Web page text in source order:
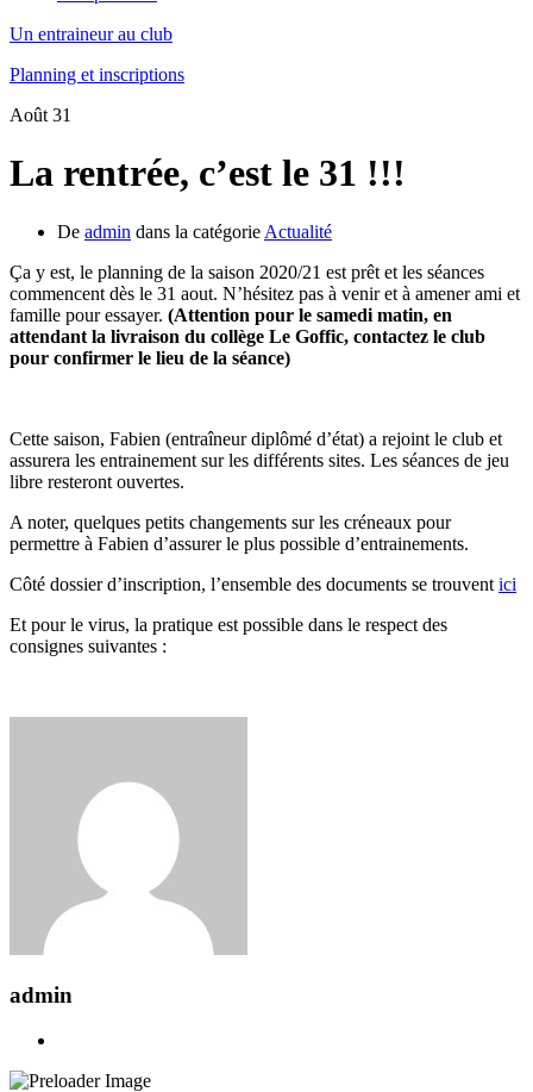
Un entraineur au club
Planning et inscriptions
Août 31
La rentrée, c’est le 31 !!!
De admin dans la catégorie Actualité
Ça y est, le planning de la saison 2020/21 est prêt et les séances
commencent dès le 31 aout. N’hésitez pas à venir et à amener ami et
famille pour essayer. (Attention pour le samedi matin, en
attendant la livraison du collège Le Goffic, contactez le club
pour confirmer le lieu de la séance)
Cette saison, Fabien (entraîneur diplômé d’état) a rejoint le club et
assurera les entrainement sur les différents sites. Les séances de jeu
libre resteront ouvertes.
A noter, quelques petits changements sur les créneaux pour
permettre à Fabien d’assurer le plus possible d’entrainements.
Côté dossier d’inscription, l’ensemble des documents se trouvent ici
Et pour le virus, la pratique est possible dans le respect des
consignes suivantes :
admin